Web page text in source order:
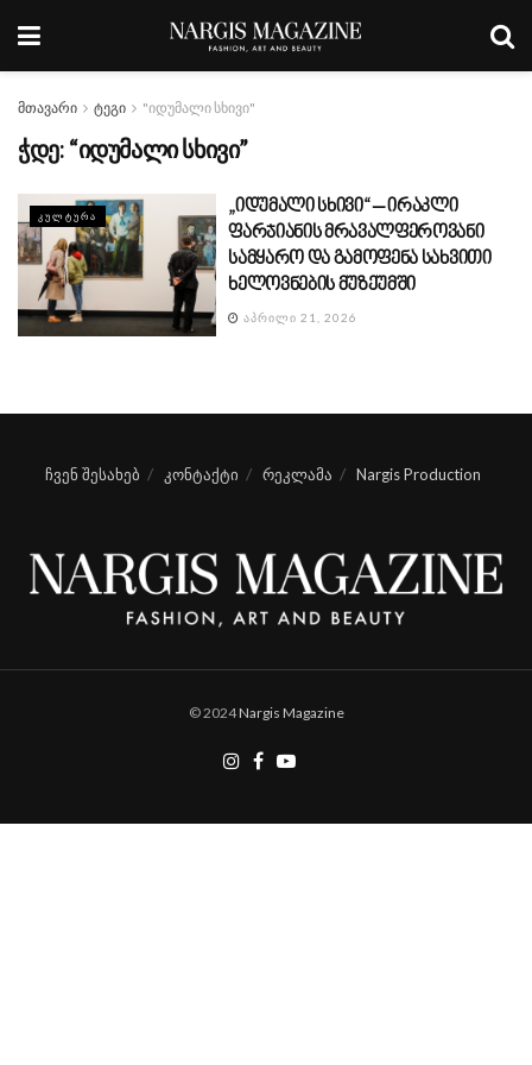
მთავარი ტეგი "იდუმალი სხივი"
ჭდე: “იდუმალი სხივი”
ᲙᲣᲚᲢᲣᲠᲐ
„იდუმალი სხივი“ – ირაკლი
ფარჯიანის მრავალფეროვანი
სამყარო და გამოფენა სახვითი
ხელოვნების მუზეუმში
ᲐᲞᲠᲘᲚᲘ 21, 2026
ჩვენ შესახებ კონტაქტი რეკლამა Nargis Production
© 2024Nargis Magazine